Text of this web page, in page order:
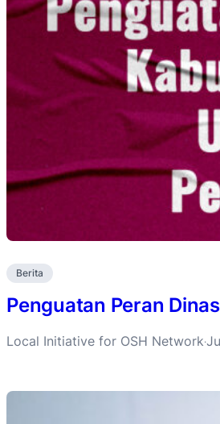
Berita
Penguatan Peran
Local Initiative for OSH Network·